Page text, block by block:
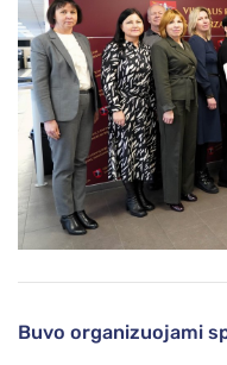
Buvo organizuojami